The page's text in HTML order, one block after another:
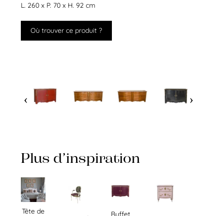
L. 260 x P. 70 x H. 92 cm
Où trouver ce produit ?
Plus d’inspiration
Tête de
Buffet